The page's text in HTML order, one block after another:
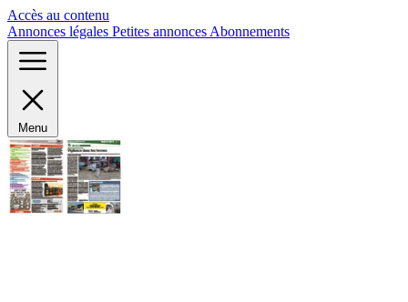
Accès au contenu
Annonces légales Petites annonces Abonnements
Menu
Panneau de gestion des cookies